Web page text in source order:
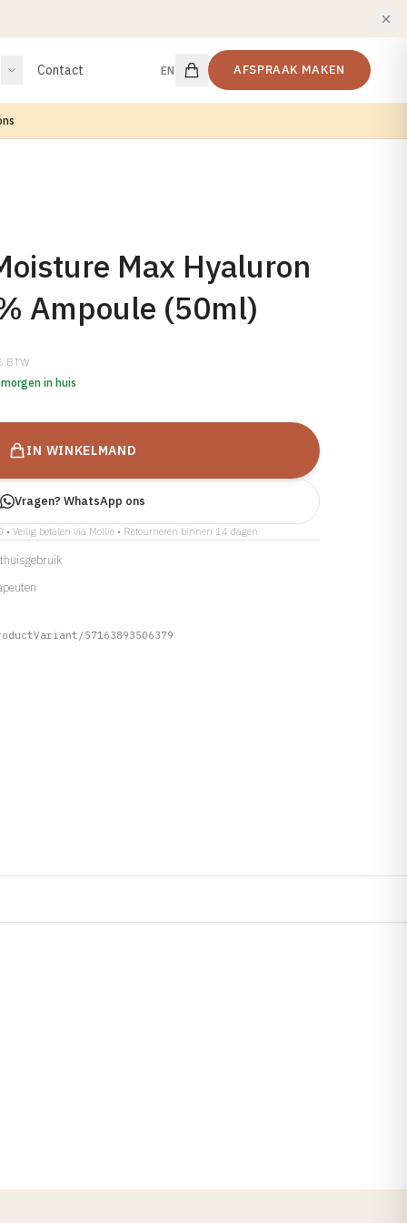
Contact EN AFSPRAAK MAKEN
Max Hyaluron
Ampoule (50ml)
BTW
in huis
IN WINKELMAND
Vragen? WhatsApp ons
• Veilig betalen via Mollie • Retourneren binnen 14 dagen
57163893506379